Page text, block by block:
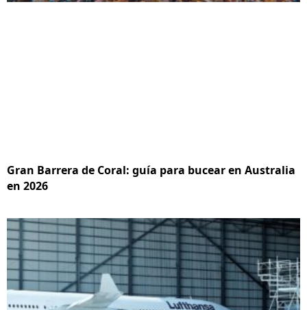
Gran Barrera de Coral: guía para bucear en Australia
en 2026